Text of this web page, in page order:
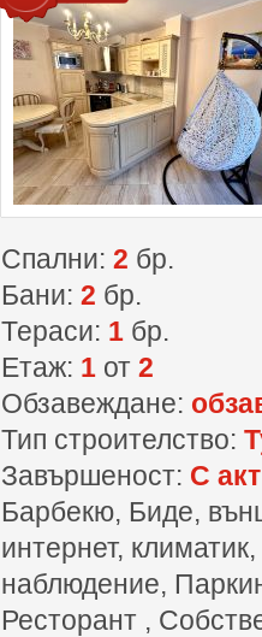
Спални: 2 бр.
Бани: 2 бр.
Тераси: 1 бр.
Етаж: 1 от 2
Обзавеждане:
Тип строителство:
Завършеност: С
Барбекю, Биде,
интернет,
наблюдение,
Ресторант ,